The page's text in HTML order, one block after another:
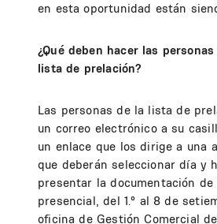
en esta oportunidad están
¿Qué deben hacer las
lista de prelación?
Las personas de la lista de
un correo electrónico a su
un enlace que los dirige a una
que deberán seleccionar día y
presentar la documentación de
presencial, del 1.° al 8 de
oficina de Gestión Comercial